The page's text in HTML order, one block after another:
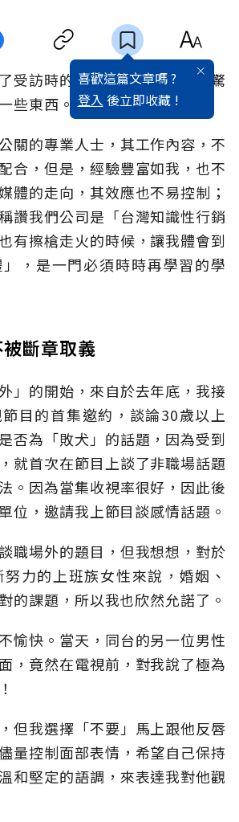
喜歡這篇文章嗎 ?
登入 後立即收藏 !
受訪時的「意外狀況」，讓我驚
些東西。
關的專業人士，其工作內容，不
合，但是，經驗豐富如我，也不
體的走向，其效應也不易控制；
讚我們公司是「台灣知識性行銷
有擦槍走火的時候，讓我體會到
」，是一門必須時時再學習的學
斷章取義
」的開始，來自於去年底，我接
目的首集邀約，談論30歲以上
否為「敗犬」的話題，因為受到
就首次在節目上談了非職場話題
。因為當集收視率很好，因此後
位，邀請我上節目談感情話題。
職場外的題目，但我想想，對於
力的上班族女性來說，婚姻、
的課題，所以我也欣然允諾了。
愉快。當天，同台的另一位男性
，竟然在電視前，對我說了極為
但我選擇「不要」馬上跟他反唇
量控制面部表情，希望自己保持
和堅定的語調，來表達我對他觀